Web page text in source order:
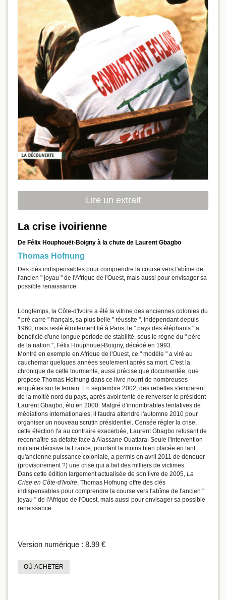
Lire un extrait
La crise ivoirienne
De Félix Houphouët-Boigny à la chute de Laurent Gbagbo
Thomas Hofnung
Des clés indispensables pour comprendre la course vers l'abîme de
l'ancien " joyau " de l'Afrique de l'Ouest, mais aussi pour envisager sa
possible renaissance.
Longtemps, la Côte-d'Ivoire a été la vitrine des anciennes colonies du
" pré carré " français, sa plus belle " réussite ". Indépendant depuis
1960, mais resté étroitement lié à Paris, le " pays des éléphants " a
bénéficié d'une longue période de stabilité, sous le règne du " père
de la nation ", Félix Houphouët-Boigny, décédé en 1993.
Montré en exemple en Afrique de l'Ouest, ce " modèle " a viré au
cauchemar quelques années seulement après sa mort. C'est la
chronique de cette tourmente, aussi précise que documentée, que
propose Thomas Hofnung dans ce livre nourri de nombreuses
enquêtes sur le terrain. En septembre 2002, des rebelles s'emparent
de la moitié nord du pays, après avoir tenté de renverser le président
Laurent Gbagbo, élu en 2000. Malgré d'innombrables tentatives de
médiations internationales, il faudra attendre l'automne 2010 pour
organiser un nouveau scrutin présidentiel. Censée régler la crise,
cette élection l'a au contraire exacerbée, Laurent Gbagbo refusant de
reconnaître sa défaite face à Alassane Ouattara. Seule l'intervention
militaire décisive la France, pourtant la moins bien placée en tant
qu'ancienne puissance coloniale, a permis en avril 2011 de dénouer
(provisoirement ?) une crise qui a fait des milliers de victimes.
Dans cette édition largement actualisée de son livre de 2005, La
Crise en Côte-d'Ivoire, Thomas Hofnung offre des clés
indispensables pour comprendre la course vers l'abîme de l'ancien "
joyau " de l'Afrique de l'Ouest, mais aussi pour envisager sa possible
renaissance.
Version numérique : 8.99 €
OÙ ACHETER